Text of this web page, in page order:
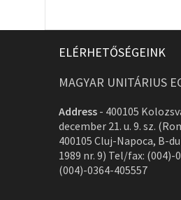
ELÉRHETŐSÉGEINK
MAGYAR UNITÁRIUS
Address - 400105
december 21. u. 9. sz.
400105 Cluj-Napoca, B-
1989 nr. 9) Tel/fax: (004)-
(004)-0364-405557